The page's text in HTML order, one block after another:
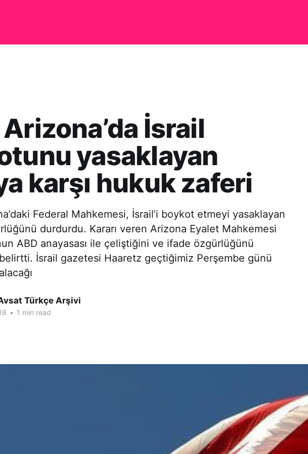
İsrail
yasaklayan
karşı hukuk zaferi
Federal Mahkemesi, İsrail’i boykot etmeyi yasaklayan
durdurdu. Kararı veren Arizona Eyalet Mahkemesi
ABD anayasası ile çeliştiğini ve ifade özgürlüğünü
İsrail gazetesi Haaretz geçtiğimiz Perşembe günü
Türkçe Arşivi
• 1 min read